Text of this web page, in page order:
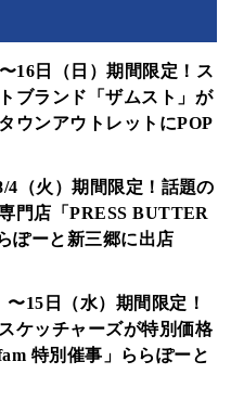
16日（日）期間限定！ス
ブランド「ザムスト」が
ウンアウトレットにPOP
4（火）期間限定！話題の
門店「PRESS BUTTER
ぽーと新三郷に出店
〜15日（水）期間限定！
ケッチャーズが特別価格
特別催事」ららぽーと